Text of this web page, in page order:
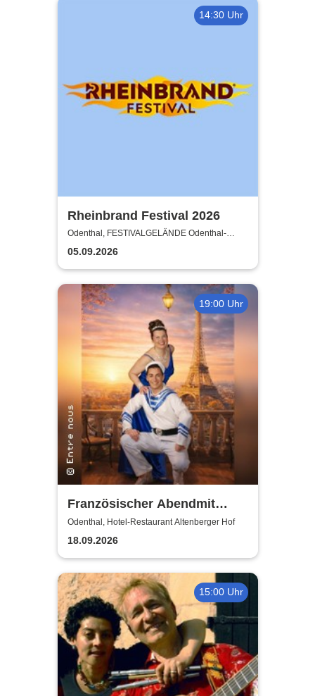
14:30 Uhr
Rheinbrand Festival 2026
Odenthal, FESTIVALGELÄNDE Odenthal-
Eikamp
05.09.2026
19:00 Uhr
Französischer Abendmit
Entre nous
Odenthal, Hotel-Restaurant Altenberger Hof
18.09.2026
15:00 Uhr